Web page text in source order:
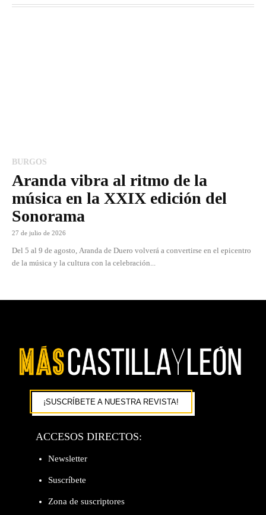
BURGOS
Aranda vibra al ritmo de la
música en la XXIX edición del
Sonorama
27 de julio de 2026
Del 5 al 9 de agosto, Aranda de Duero volverá a convertirse en el epicentro
de la música y la cultura con la celebración...
¡SUSCRÍBETE A NUESTRA REVISTA!
ACCESOS DIRECTOS:
Newsletter
Suscríbete
Zona de suscriptores